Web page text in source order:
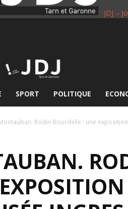
JDJ –
SPORT POLITIQUE
Rodin-Bourdelle : une